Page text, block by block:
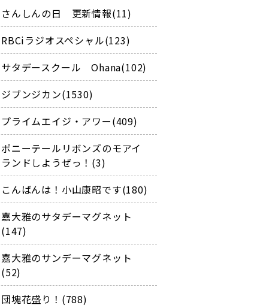
さんしんの日 更新情報(11)
RBCiラジオスペシャル(123)
サタデースクール Ohana(102)
ジブンジカン(1530)
プライムエイジ・アワー(409)
ポニーテールリボンズのモアイ
ランドしようぜっ！(3)
こんばんは！小山康昭です(180)
嘉大雅のサタデーマグネット
(147)
嘉大雅のサンデーマグネット
(52)
団塊花盛り！(788)